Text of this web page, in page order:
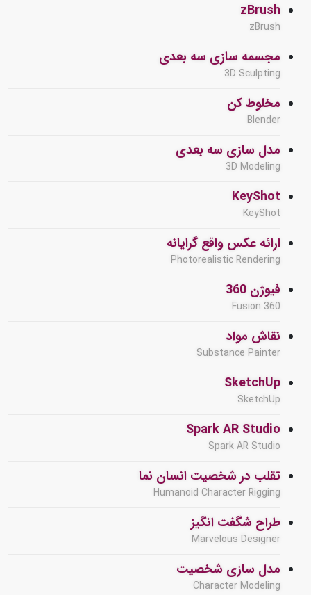
zBrush
zBrush
مجسمه سازی سه بعدی
3D Sculpting
مخلوط کن
Blender
مدل سازی سه بعدی
3D Modeling
KeyShot
KeyShot
ارائه عکس واقع گرایانه
Photorealistic Rendering
فیوژن 360
Fusion 360
نقاش مواد
Substance Painter
SketchUp
SketchUp
Spark AR Studio
Spark AR Studio
تقلب در شخصیت انسان نما
Humanoid Character Rigging
طراح شگفت انگیز
Marvelous Designer
مدل سازی شخصیت
Character Modeling